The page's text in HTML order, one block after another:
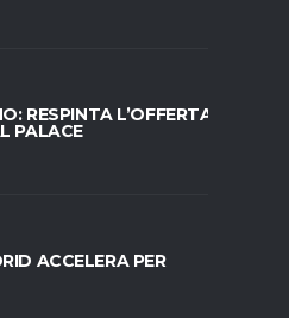
RESPINTA L’OFFERTA DI
PALACE
ACCELERA PER